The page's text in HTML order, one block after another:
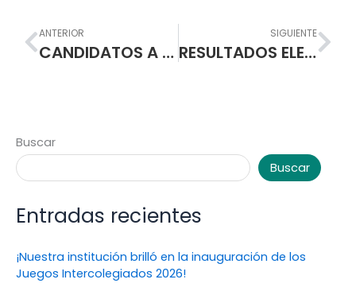
Prev
ANTERIOR
CANDIDATOS A REPRESENTANTES DE DOCENTES AL CONSEJO DIRECTIVO AÑO ESCOLAR 2.019
SIGUIENTE
RESULTADOS ELECCIONES GOBIERNO ESTUDIANTIL Y DELEGADOS MAESTROS(AS) AL CONSEJO DIRECTIVO AÑO ESCOLAR 2.019
Buscar
Buscar
Entradas recientes
¡Nuestra institución brilló en la inauguración de los
Juegos Intercolegiados 2026!